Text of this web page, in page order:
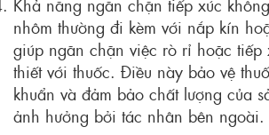
Khả năng ngăn chặn tiếp xúc
nhôm thường đi kèm với nắp kín
giúp ngăn chặn việc rò rỉ hoặc tiếp
thiết với thuốc. Điều này bảo vệ
khuẩn và đảm bảo chất lượng của
ảnh hưởng bởi tác nhân bên ngoài.